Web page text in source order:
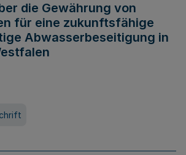
die Gewährung von
für eine zukunftsfähige
Abwasserbeseitigung in